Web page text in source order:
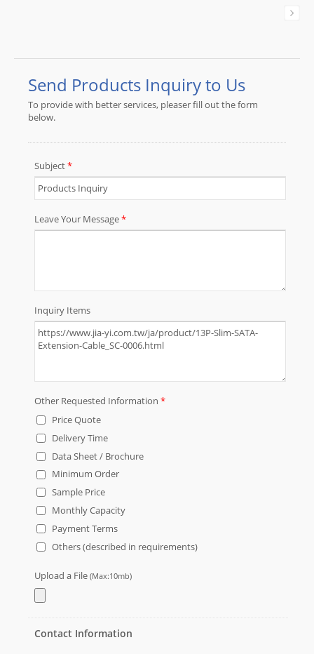
に特化しています。専門家やエキス
パートがお客様にトータルソリュー
ションを提供します。ワイヤーハー
ネスやケーブルアセンブリをお探し